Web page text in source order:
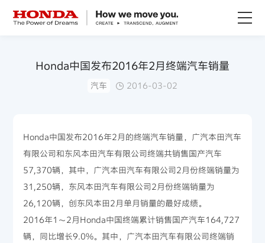
赛事运动
新闻资讯
Honda中国发布2016年2月终端汽车销量
汽车 2016-03-02
Honda中国发布2016年2月的终端汽车销量，广汽本田汽车
有限公司和东风本田汽车有限公司终端共销售国产汽车
57,370辆，其中，广汽本田汽车有限公司2月份终端销量为
31,250辆，东风本田汽车有限公司2月份终端销量为
26,120辆，创东风本田2月单月销量的最好成绩。
2016年1～2月Honda中国终端累计销售国产汽车164,727
辆，同比增长9.0%。其中，广汽本田汽车有限公司终端销